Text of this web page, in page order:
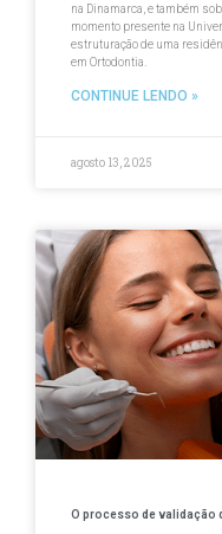
na Dinamarca, e também
momento presente na
estruturação de uma
em Ortodontia.
CONTINUE LENDO »
agosto 13, 2025
O processo de validação